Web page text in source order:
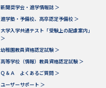
新聞奨学会・進学情報誌 ＞
進学塾・予備校、高卒認定予備校 ＞
大学入学共通テスト「受験上の配慮案内」
＞
幼稚園教員資格認定試験 ＞
高等学校（情報）教員資格認定試験 ＞
Ｑ＆Ａ よくあるご質問 ＞
ユーザーサポート ＞